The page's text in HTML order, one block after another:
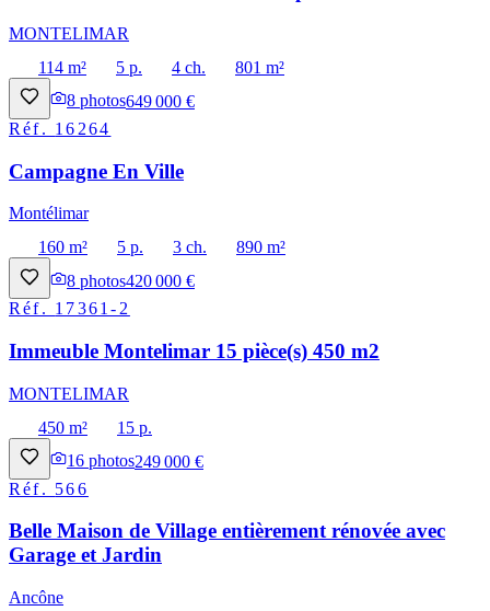
MONTELIMAR
114 m²
5 p. 4 ch.
801 m²
8 photos649 000 €
Réf. 16264
Campagne En Ville
Montélimar
160 m²
5 p. 3 ch.
890 m²
8 photos420 000 €
Réf. 17361-2
Immeuble Montelimar 15 pièce(s) 450 m2
MONTELIMAR
450 m²
15 p.
16 photos249 000 €
Réf. 566
Belle Maison de Village entièrement rénovée avec
Garage et Jardin
Ancône